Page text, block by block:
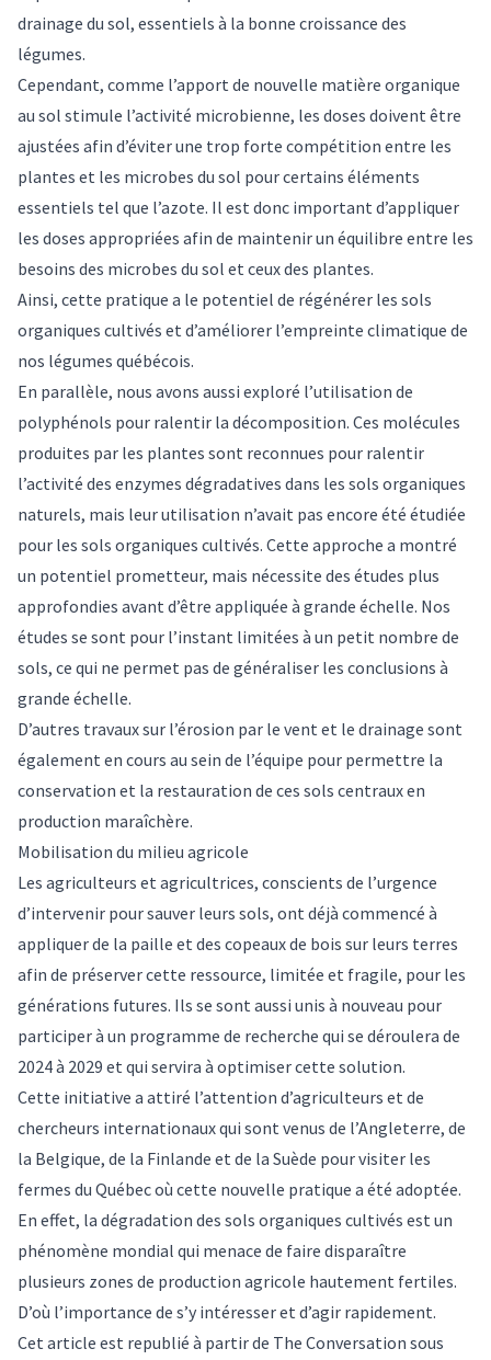
drainage du sol, essentiels à la bonne croissance des
légumes.
Cependant, comme l’apport de nouvelle matière organique
au sol stimule l’activité microbienne, les doses doivent être
ajustées afin d’éviter une trop forte compétition entre les
plantes et les microbes du sol pourcertains éléments
essentiels tel que l’azote. Il est donc important d’appliquer
les doses appropriées afin de maintenir un équilibre entre les
besoins des microbes du sol et ceux des plantes.
Ainsi, cette pratique a le potentiel de régénérer les sols
organiques cultivés et d’améliorer l’empreinte climatique de
nos légumes québécois.
En parallèle, nous avons aussi exploré l’utilisation de
polyphénols pour ralentir la décomposition. Ces molécules
produites par les plantes sont reconnues pour ralentir
l’activité des enzymes dégradatives dans les sols organiques
naturels, mais leur utilisation n’avait pas encore été étudiée
pour les sols organiques cultivés. Cette approche a montré
un potentiel prometteur, mais nécessite des études plus
approfondies avant d’être appliquée à grande échelle. Nos
études se sont pour l’instant limitées à un petit nombre de
sols, ce qui ne permet pas de généraliser les conclusions à
grande échelle.
D’autres travaux sur l’érosion par le vent et le drainage sont
également en cours au sein de l’équipe pour permettre la
conservation et la restauration de ces sols centraux en
production maraîchère.
Mobilisation du milieu agricole
Les agriculteurs et agricultrices, conscients de l’urgence
d’intervenir pour sauver leurs sols, ont déjà commencé à
appliquer de la paille et des copeaux de bois sur leurs terres
afin de préserver cette ressource, limitée et fragile, pour les
générations futures. Ils se sont aussi unis à nouveau pour
participer à un programme de recherche qui se déroulera de
2024 à 2029 et qui servira à optimiser cette solution.
Cette initiative a attiré l’attention d’agriculteurs et de
chercheurs internationaux qui sont venus de l’Angleterre, de
la Belgique, de la Finlande et de la Suède pour visiter les
fermes du Québec où cette nouvelle pratique a été adoptée.
En effet, la dégradation des sols organiques cultivés est un
phénomène mondial qui menace de faire disparaître
plusieurs zones de production agricole hautement fertiles.
D’où l’importance de s’y intéresser et d’agir rapidement.
Cet article est republié à partir de The Conversation sous